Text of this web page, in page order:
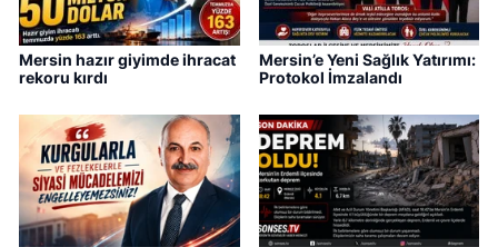
Mersin hazır giyimde ihracat
rekoru kırdı
Mersin’e Yeni Sağlık Yatırımı:
Protokol İmzalandı